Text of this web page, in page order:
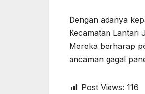
Dengan adanya
Kecamatan Lantari
Mereka berharap
ancaman gagal
Post Views: 116